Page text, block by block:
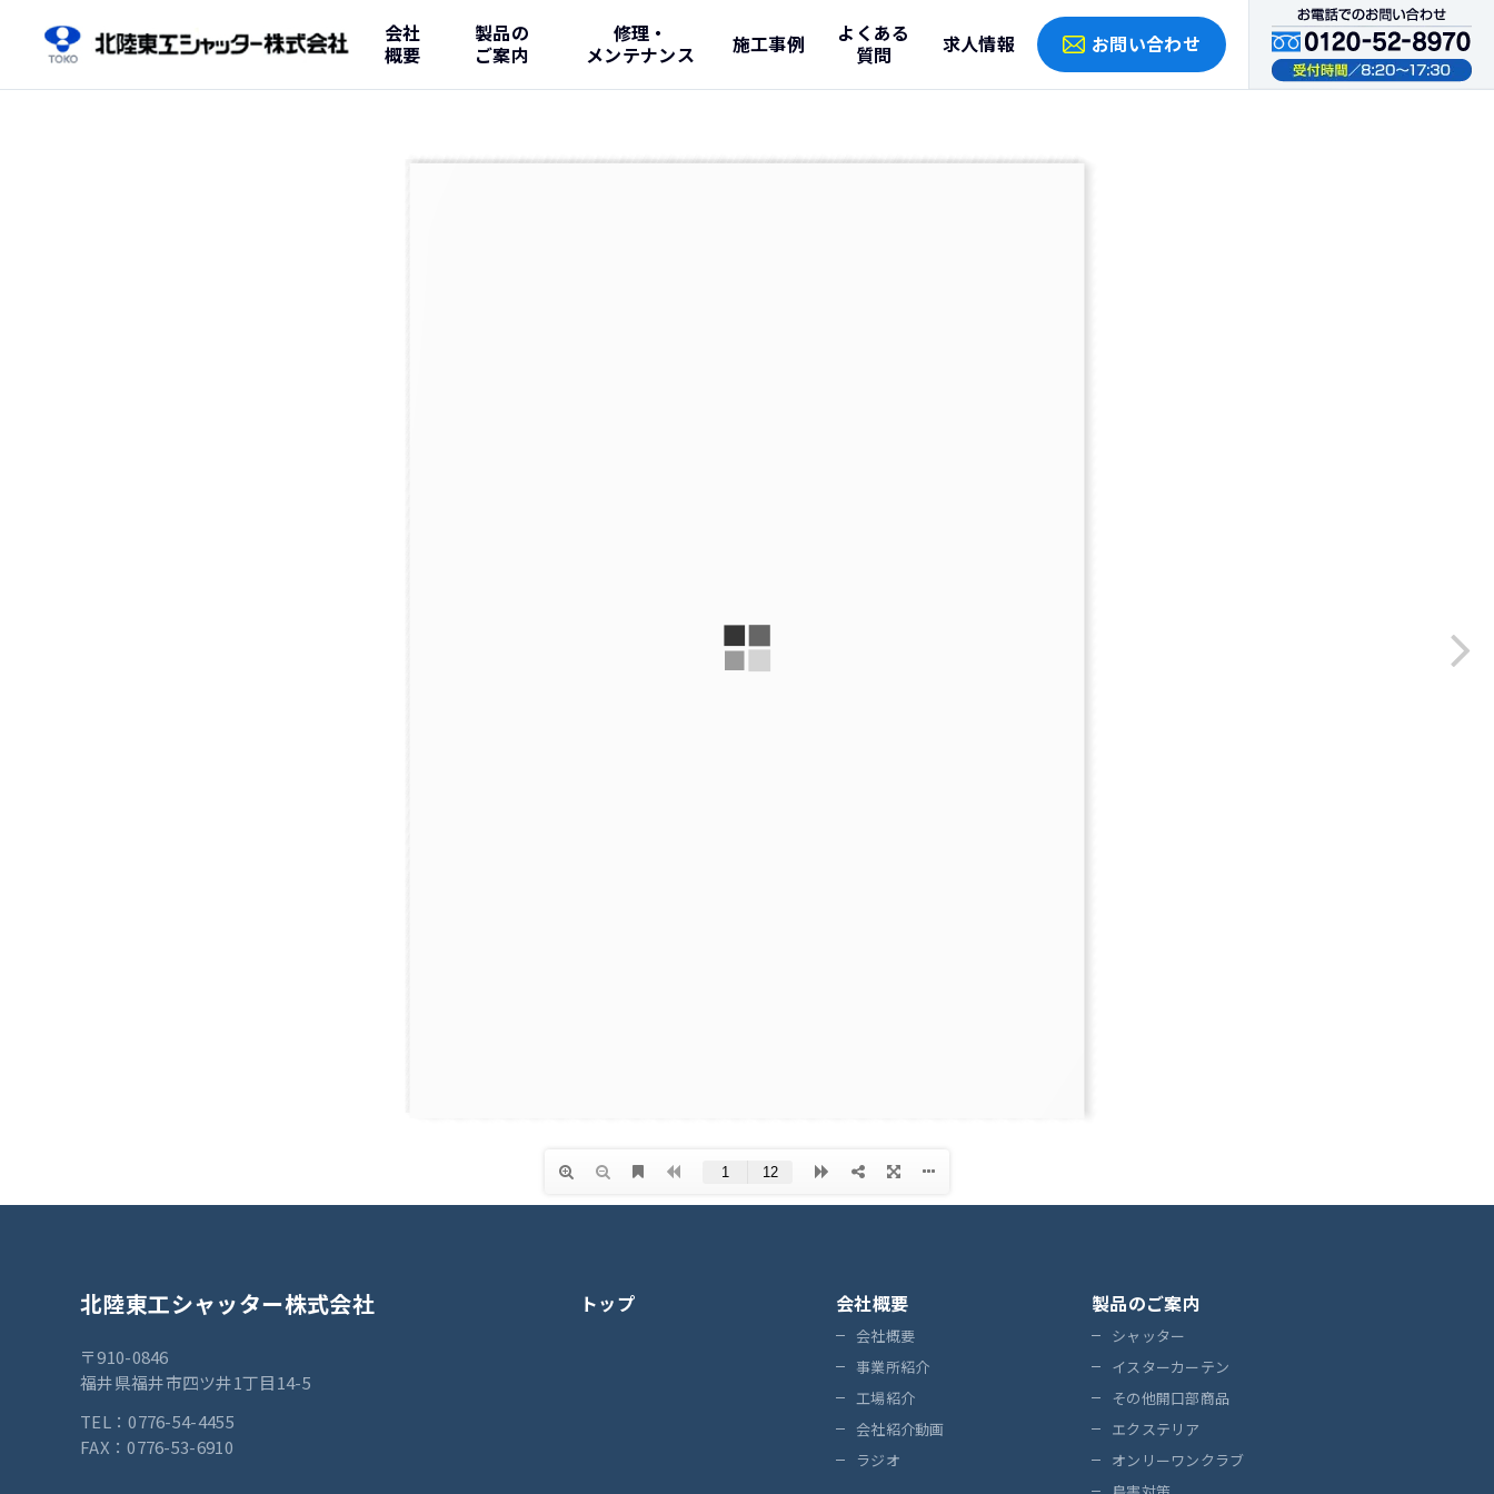
会社
概要
製品の
ご案内
修理・
メンテナンス
施工事例
よくある
質問
求人情報 お問い合わせ
トップ 会社概要
会社概要
事業所紹介
工場紹介
会社紹介動画
ラジオ
製品のご案内
シャッター
イスターカーテン
その他開口部商品
エクステリア
オンリーワンクラブ
北陸東工シャッター株式会社
〒910-0846
福井県福井市四ツ井1丁目14-5
TEL：0776-54-4455
FAX：0776-53-6910